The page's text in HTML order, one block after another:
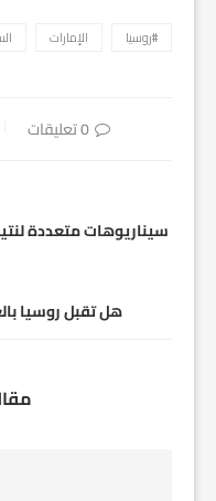
#روسيا الإمارات
0 تعليقات
سيناريوهات متعددة
هل تقبل روسيا